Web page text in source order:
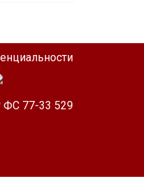
ФС 77-33 529